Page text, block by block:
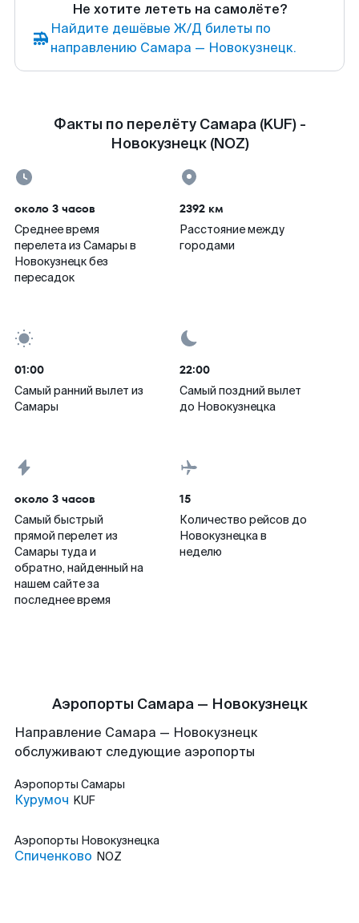
Не хотите лететь на самолёте?
Найдите дешёвые Ж/Д билеты по
направлению Самара — Новокузнецк.
Факты по перелёту Самара (KUF) -
Новокузнецк (NOZ)
около 3 часов
Среднее время
перелета из Самары в
Новокузнецк без
пересадок
2392 км
Расстояние между
городами
01:00
Самый ранний вылет из
Самары
22:00
Самый поздний вылет
до Новокузнецка
около 3 часов
Самый быстрый
прямой перелет из
Самары туда и
обратно, найденный на
нашем сайте за
последнее время
15
Количество рейсов до
Новокузнецка в
неделю
Аэропорты Самара — Новокузнецк
Направление Самара — Новокузнецк
обслуживают следующие аэропорты
Аэропорты Самары
Курумоч KUF
Аэропорты Новокузнецка
Спиченково NOZ